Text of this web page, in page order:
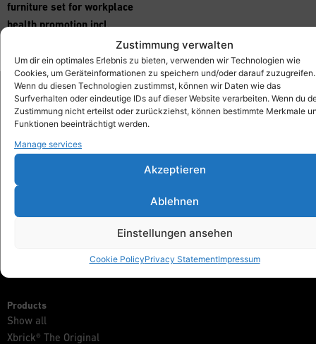
Zustimmung verwalten
Um dir ein optimales Erlebnis zu bieten, verwenden wir Technologien wie
Cookies, um Geräteinformationen zu speichern und/oder darauf zuzugreifen.
Wenn du diesen Technologien zustimmst, können wir Daten wie das
Surfverhalten oder eindeutige IDs auf dieser Website verarbeiten. Wenn du
Zustimmung nicht erteilst oder zurückziehst, können bestimmte Merkmale
Funktionen beeinträchtigt werden.
Manage services
Akzeptieren
Ablehnen
Einstellungen ansehen
Cookie PolicyPrivacy StatementImpressum
furniture set for workplace
health promotion incl.
Xbrick®
designed by wd3_spatial design
wd3 GmbH
+49 711 284 977 20
Products
Show all
Xbrick® The Original